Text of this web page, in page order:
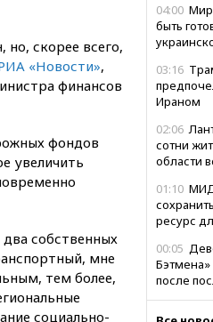
04:00
быть
03:16
Ираном
02:06
сотни
области
01:10 МИД
ресурс
00:05
Бэтмена»
после
скорее всего,
«Новости»,
финансов
фондов
увеличить
собственных
мне
тем более,
социально-